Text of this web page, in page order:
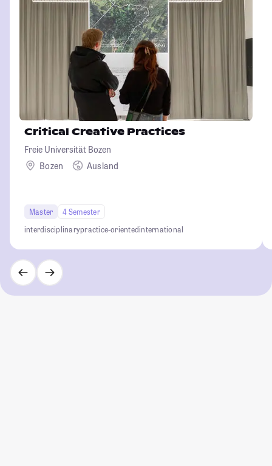
Critical Creative Practices
Freie Universität Bozen
Bozen
Ausland
Master
4 Semester
interdisciplinarypractice-orientedinternational